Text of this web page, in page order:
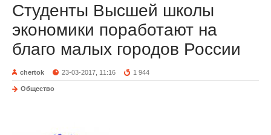
Студенты Высшей школы
экономики поработают на
благо малых городов России
chertok 23-03-2017, 11:16 1 944
Общество